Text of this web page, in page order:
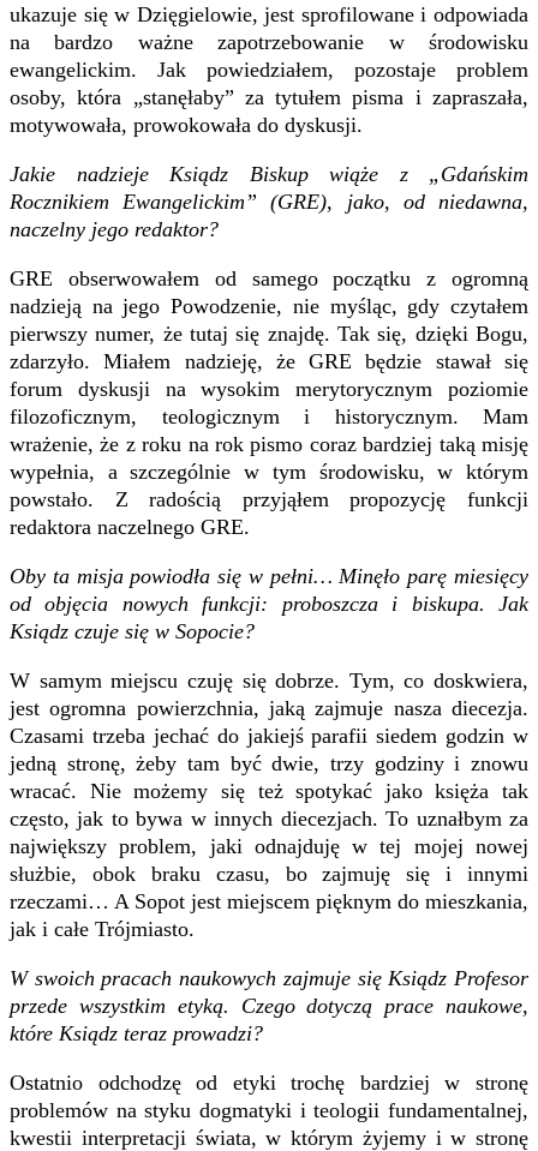
ukazuje się w Dzięgielowie, jest sprofilowane i odpowiada
na bardzo ważne zapotrzebowanie w środowisku
ewangelickim. Jak powiedziałem, pozostaje problem
osoby, która „stanęłaby” za tytułem pisma i zapraszała,
motywowała, prowokowała do dyskusji.
Jakie nadzieje Ksiądz Biskup wiąże z „Gdańskim
Rocznikiem Ewangelickim” (GRE), jako, od niedawna,
naczelny jego redaktor?
GRE obserwowałem od samego początku z ogromną
nadzieją na jego Powodzenie, nie myśląc, gdy czytałem
pierwszy numer, że tutaj się znajdę. Tak się, dzięki Bogu,
zdarzyło. Miałem nadzieję, że GRE będzie stawał się
forum dyskusji na wysokim merytorycznym poziomie
filozoficznym, teologicznym i historycznym. Mam
wrażenie, że z roku na rok pismo coraz bardziej taką misję
wypełnia, a szczególnie w tym środowisku, w którym
powstało. Z radością przyjąłem propozycję funkcji
redaktora naczelnego GRE.
Oby ta misja powiodła się w pełni… Minęło parę miesięcy
od objęcia nowych funkcji: proboszcza i biskupa. Jak
Ksiądz czuje się w Sopocie?
W samym miejscu czuję się dobrze. Tym, co doskwiera,
jest ogromna powierzchnia, jaką zajmuje nasza diecezja.
Czasami trzeba jechać do jakiejś parafii siedem godzin w
jedną stronę, żeby tam być dwie, trzy godziny i znowu
wracać. Nie możemy się też spotykać jako księża tak
często, jak to bywa w innych diecezjach. To uznałbym za
największy problem, jaki odnajduję w tej mojej nowej
służbie, obok braku czasu, bo zajmuję się i innymi
rzeczami… A Sopot jest miejscem pięknym do mieszkania,
jak i całe Trójmiasto.
W swoich pracach naukowych zajmuje się Ksiądz Profesor
przede wszystkim etyką. Czego dotyczą prace naukowe,
które Ksiądz teraz prowadzi?
Ostatnio odchodzę od etyki trochę bardziej w stronę
problemów na styku dogmatyki i teologii fundamentalnej,
kwestii interpretacji świata, w którym żyjemy i w stronę